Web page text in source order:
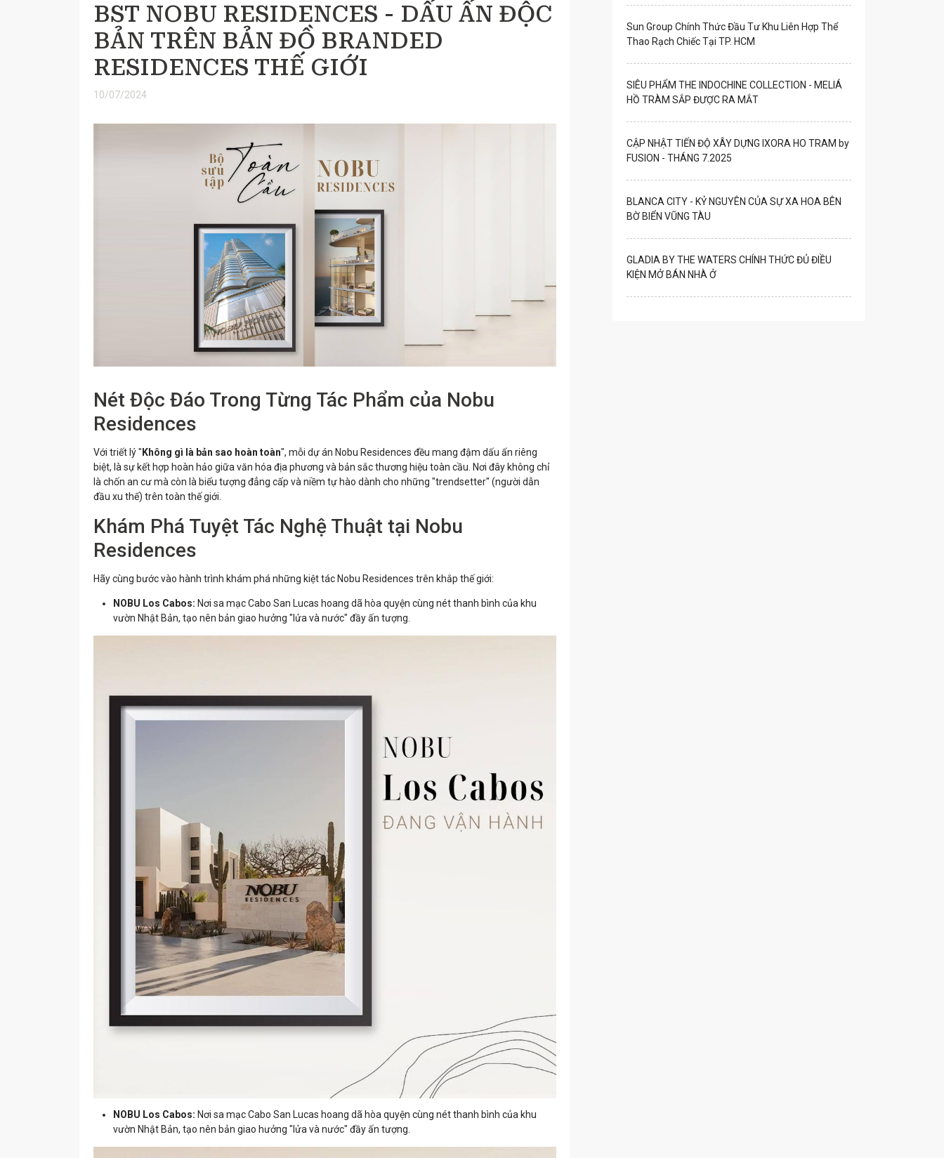
BST NOBU RESIDENCES - DẤU ẤN ĐỘC
BẢN TRÊN BẢN ĐỒ BRANDED
RESIDENCES THẾ GIỚI
10/07/2024
Nét Độc Đáo Trong Từng Tác Phẩm của Nobu
Residences
Với triết lý " Không gì là bản sao hoàn toàn", mỗi dự án Nobu Residences đều mang đậm dấu ấn riêng
biệt, là sự kết hợp hoàn hảo giữa văn hóa địa phương và bản sắc thương hiệu toàn cầu. Nơi đây không chỉ
là chốn an cư mà còn là biểu tượng đẳng cấp và niềm tự hào dành cho những "trendsetter" (người dẫn
đầu xu thế) trên toàn thế giới.
Khám Phá Tuyệt Tác Nghệ Thuật tại Nobu
Residences
Hãy cùng bước vào hành trình khám phá những kiệt tác Nobu Residences trên khắp thế giới:
NOBU Los Cabos: Nơi sa mạc Cabo San Lucas hoang dã hòa quyện cùng nét thanh bình của khu
vườn Nhật Bản, tạo nên bản giao hưởng "lửa và nước" đầy ấn tượng.
NOBU Los Cabos: Nơi sa mạc Cabo San Lucas hoang dã hòa quyện cùng nét thanh bình của khu
vườn Nhật Bản, tạo nên bản giao hưởng "lửa và nước" đầy ấn tượng.
Sun Group Chính Thức Đầu Tư Khu Liên Hợp Thể
Thao Rạch Chiếc Tại TP. HCM
SIÊU PHẨM THE INDOCHINE COLLECTION - MELIÁ
HỒ TRÀM SẮP ĐƯỢC RA MẮT
CẬP NHẬT TIẾN ĐỘ XÂY DỰNG IXORA HO TRAM by
FUSION - THÁNG 7.2025
BLANCA CITY - KỶ NGUYÊN CỦA SỰ XA HOA BÊN
BỜ BIỂN VŨNG TÀU
GLADIA BY THE WATERS CHÍNH THỨC ĐỦ ĐIỀU
KIỆN MỞ BÁN NHÀ Ở